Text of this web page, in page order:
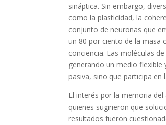
sináptica. Sin embargo,
como la plasticidad, la
conjunto de neuronas que
un 80 por ciento de la masa
conciencia. Las moléculas
generando un medio
pasiva, sino que participa
El interés por la memoria
quienes sugirieron que
resultados fueron